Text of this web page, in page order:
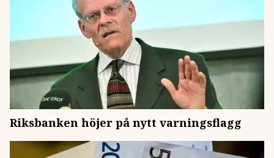
Riksbanken höjer på nytt varningsflagg